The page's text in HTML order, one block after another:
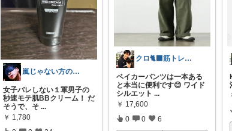
嵐じゃない方のニノ
女子バレしない１軍男子の
秒速モテ肌BBクリーム！ だ
そうで、そ ...
￥ 1,780
クロ🐈‍⬛筋トレ三昧したい二児の父
ベイカーパンツは一本ある
と本当に便利です😊 ワイド
シルエット ...
￥ 17,600
0 0 6